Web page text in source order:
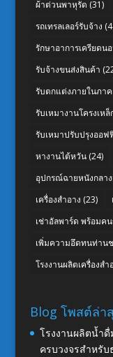
ผ้าต่วนพาหุรัด (31)
รถเทรลเลอร์รับจ้าง
รักษาอาการเครียดน
รับจ้างขนส่งสินค้า
รับตกแต่งภายในภาค
รับเหมางานโครงเหล็
รับเหมาปรับปรุงออ
หางานไต้หวัน(24)
อุปกรณ์ฉายหนังกลา
เครื่องสำอาง (23)
เช่าอัลพาร์ด พร้อมค
เพิ่มความอึดทนท่าน
โรงงานผลิตเครื่องสำ
Blog โพสต์ล่า
โรงงานผลิตน้ำ
ครบวงจรสำหรับ